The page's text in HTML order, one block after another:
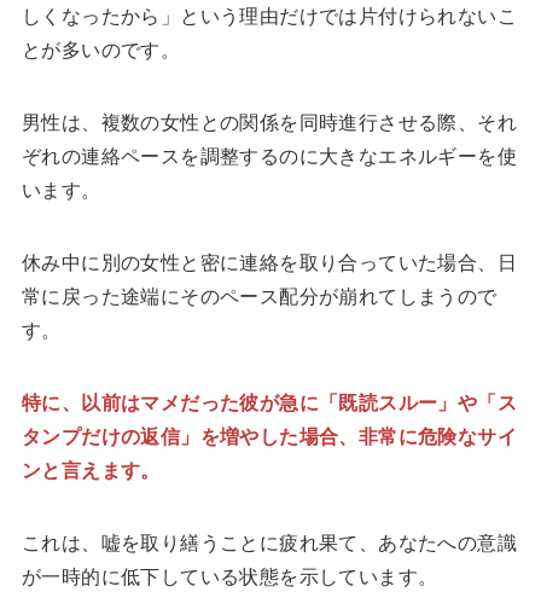
しくなったから」という理由だけでは片付けられないこ
とが多いのです。
男性は、複数の女性との関係を同時進行させる際、それ
ぞれの連絡ペースを調整するのに大きなエネルギーを使
います。
休み中に別の女性と密に連絡を取り合っていた場合、日
常に戻った途端にそのペース配分が崩れてしまうので
す。
特に、以前はマメだった彼が急に「既読スルー」や「ス
タンプだけの返信」を増やした場合、非常に危険なサイ
ンと言えます。
これは、嘘を取り繕うことに疲れ果て、あなたへの意識
が一時的に低下している状態を示しています。